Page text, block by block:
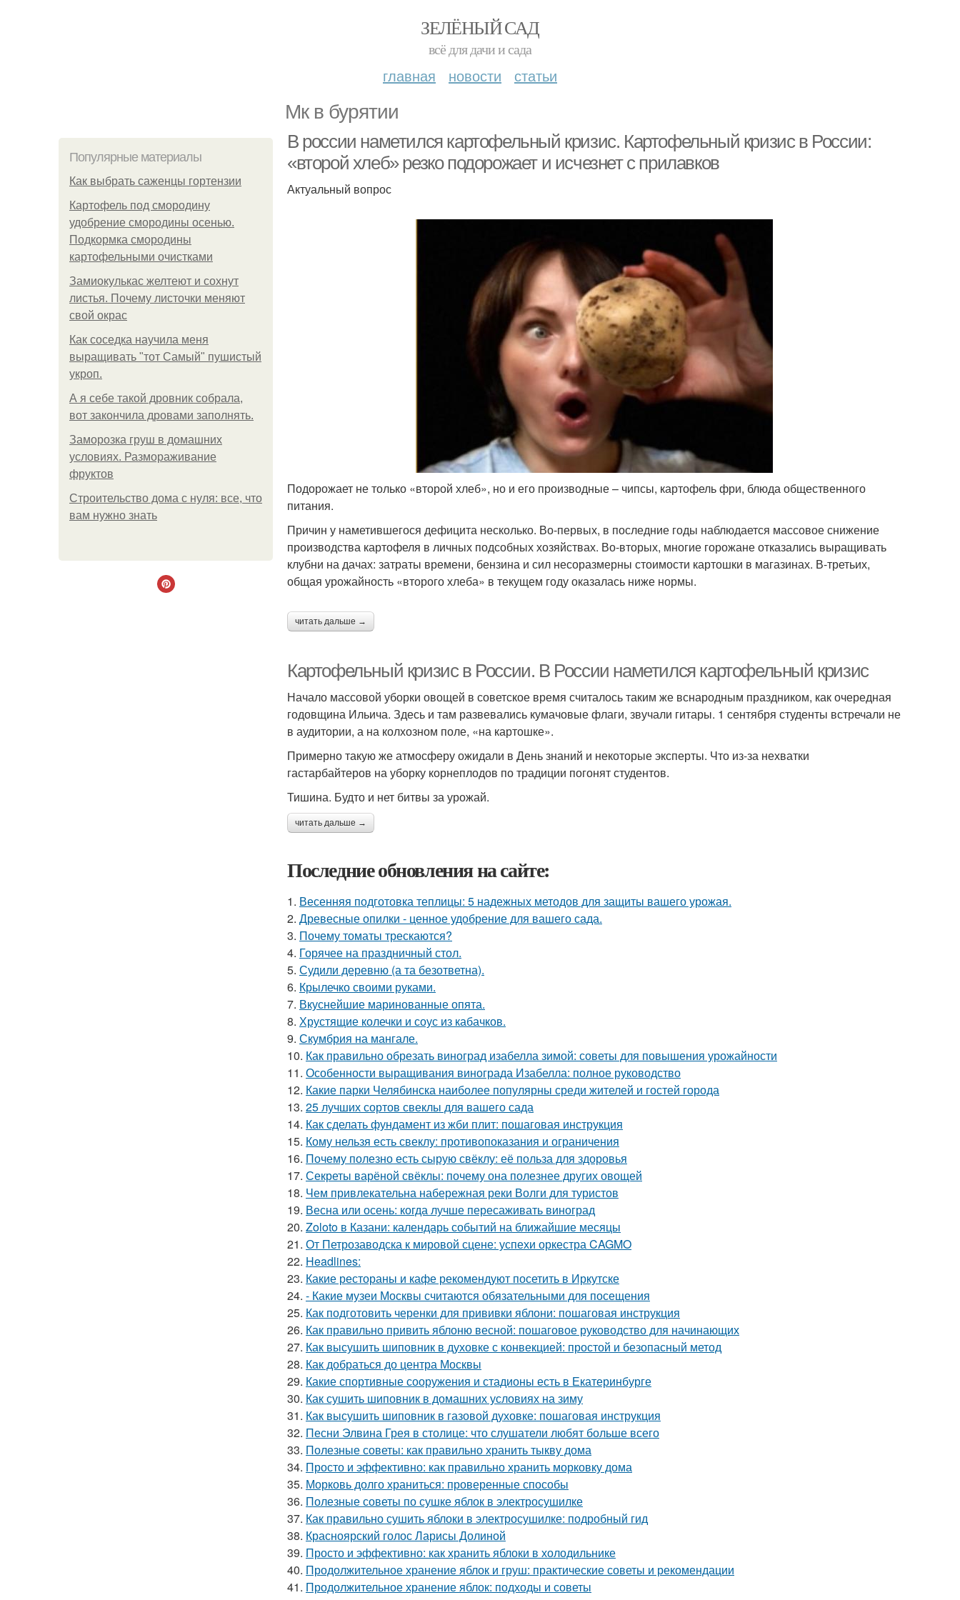
ЗЕЛЁНЫЙ САД
всё для дачи и сада
главная новости статьи
Мк в бурятии
Популярные материалы
Как выбрать саженцы гортензии
Картофель под смородину
удобрение смородины осенью.
Подкормка смородины
картофельными очистками
Замиокулькас желтеют и сохнут
листья. Почему листочки меняют
свой окрас
Как соседка научила меня
выращивать "тот Самый" пушистый
укроп.
А я себе такой дровник собрала,
вот закончила дровами заполнять.
Заморозка груш в домашних
условиях. Размораживание
фруктов
Строительство дома с нуля: все, что
вам нужно знать
В россии наметился картофельный кризис. Картофельный кризис в России:
«второй хлеб» резко подорожает и исчезнет с прилавков
Актуальный вопрос
Подорожает не только «второй хлеб», но и его производные – чипсы, картофель фри, блюда общественного
питания.
Причин у наметившегося дефицита несколько. Во-первых, в последние годы наблюдается массовое снижение
производства картофеля в личных подсобных хозяйствах. Во-вторых, многие горожане отказались выращивать
клубни на дачах: затраты времени, бензина и сил несоразмерны стоимости картошки в магазинах. В-третьих,
общая урожайность «второго хлеба» в текущем году оказалась ниже нормы.
читать дальше →
Картофельный кризис в России. В России наметился картофельный кризис
Начало массовой уборки овощей в советское время считалось таким же вснародным праздником, как очередная
годовщина Ильича. Здесь и там развевались кумачовые флаги, звучали гитары. 1 сентября студенты встречали не
в аудитории, а на колхозном поле, «на картошке».
Примерно такую же атмосферу ожидали в День знаний и некоторые эксперты. Что из-за нехватки
гастарбайтеров на уборку корнеплодов по традиции погонят студентов.
Тишина. Будто и нет битвы за урожай.
читать дальше →
Последние обновления на сайте:
1. Весенняя подготовка теплицы: 5 надежных методов для защиты вашего урожая.
2. Древесные опилки - ценное удобрение для вашего сада.
3. Почему томаты трескаются?
4. Горячее на праздничный стол.
5. Судили деревню (а та безответна).
6. Крылечко своими руками.
7. Вкуснейшие маринованные опята.
8. Хрустящие колечки и соус из кабачков.
9. Скумбрия на мангале.
10. Как правильно обрезать виноград изабелла зимой: советы для повышения урожайности
11. Особенности выращивания винограда Изабелла: полное руководство
12. Какие парки Челябинска наиболее популярны среди жителей и гостей города
13. 25 лучших сортов свеклы для вашего сада
14. Как сделать фундамент из жби плит: пошаговая инструкция
15. Кому нельзя есть свеклу: противопоказания и ограничения
16. Почему полезно есть сырую свёклу: её польза для здоровья
17. Секреты варёной свёклы: почему она полезнее других овощей
18. Чем привлекательна набережная реки Волги для туристов
19. Весна или осень: когда лучше пересаживать виноград
20. Zoloto в Казани: календарь событий на ближайшие месяцы
21. От Петрозаводска к мировой сцене: успехи оркестра CAGMO
22. Headlines:
23. Какие рестораны и кафе рекомендуют посетить в Иркутске
24. - Какие музеи Москвы считаются обязательными для посещения
25. Как подготовить черенки для прививки яблони: пошаговая инструкция
26. Как правильно привить яблоню весной: пошаговое руководство для начинающих
27. Как высушить шиповник в духовке с конвекцией: простой и безопасный метод
28. Как добраться до центра Москвы
29. Какие спортивные сооружения и стадионы есть в Екатеринбурге
30. Как сушить шиповник в домашних условиях на зиму
31. Как высушить шиповник в газовой духовке: пошаговая инструкция
32. Песни Элвина Грея в столице: что слушатели любят больше всего
33. Полезные советы: как правильно хранить тыкву дома
34. Просто и эффективно: как правильно хранить морковку дома
35. Морковь долго храниться: проверенные способы
36. Полезные советы по сушке яблок в электросушилке
37. Как правильно сушить яблоки в электросушилке: подробный гид
38. Красноярский голос Ларисы Долиной
39. Просто и эффективно: как хранить яблоки в холодильнике
40. Продолжительное хранение яблок и груш: практические советы и рекомендации
41. Продолжительное хранение яблок: подходы и советы